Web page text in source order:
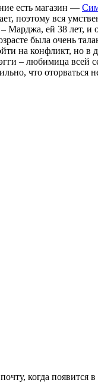
есть магазин —
поэтому вся
ей 38 лет, и
была очень
на конфликт, но
– любимица всей
что оторваться
когда появится